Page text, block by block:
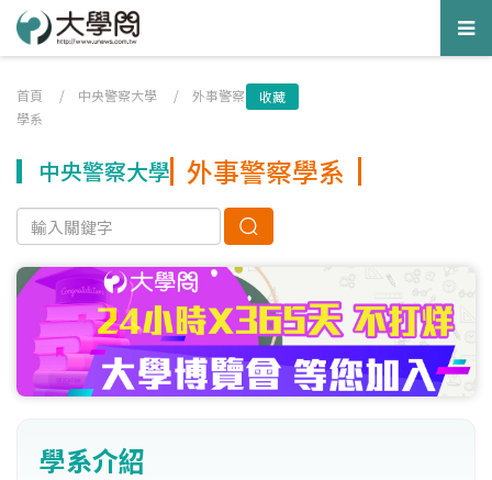
首頁 / 中央警察大學 / 外事警察
學系
收藏
中央警察大學 外事警察學系
學系介紹